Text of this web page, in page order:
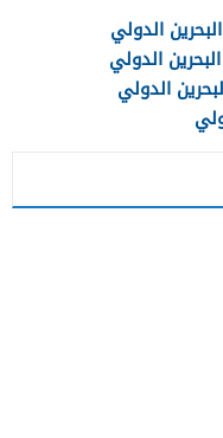
الدولي
الدولي
الدولي